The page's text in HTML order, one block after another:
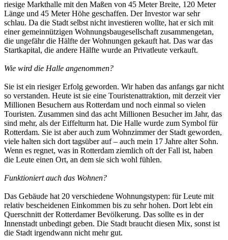
riesige Markthalle mit den Maßen von 45 Meter Breite, 120 Meter
Länge und 45 Meter Höhe geschaffen. Der Investor war sehr
schlau. Da die Stadt selbst nicht investieren wollte, hat er sich mit
einer gemeinnützigen Wohnungsbaugesellschaft zusammengetan,
die ungefähr die Hälfte der Wohnungen gekauft hat. Das war das
Startkapital, die andere Hälfte wurde an Privatleute verkauft.
Wie wird die Halle angenommen?
Sie ist ein riesiger Erfolg geworden. Wir haben das anfangs gar nicht
so verstanden. Heute ist sie eine Touristenattraktion, mit derzeit vier
Millionen Besuchern aus Rotterdam und noch einmal so vielen
Touristen. Zusammen sind das acht Millionen Besucher im Jahr, das
sind mehr, als der Eiffelturm hat. Die Halle wurde zum Symbol für
Rotterdam. Sie ist aber auch zum Wohnzimmer der Stadt geworden,
viele halten sich dort tagsüber auf – auch mein 17 Jahre alter Sohn.
Wenn es regnet, was in Rotterdam ziemlich oft der Fall ist, haben
die Leute einen Ort, an dem sie sich wohl fühlen.
Funktioniert auch das Wohnen?
Das Gebäude hat 20 verschiedene Wohnungstypen: für Leute mit
relativ bescheidenen Einkommen bis zu sehr hohen. Dort lebt ein
Querschnitt der Rotterdamer Bevölkerung. Das sollte es in der
Innenstadt unbedingt geben. Die Stadt braucht diesen Mix, sonst ist
die Stadt irgendwann nicht mehr gut.